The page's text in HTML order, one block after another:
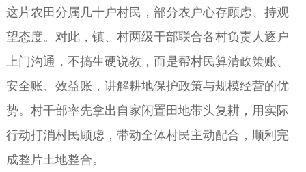
这片农田分属几十户村民，部分农户心存顾虑、持观
望态度。对此，镇、村两级干部联合各村负责人逐户
上门沟通，不搞生硬说教，而是帮村民算清政策账、
安全账、效益账，讲解耕地保护政策与规模经营的优
势。村干部率先拿出自家闲置田地带头复耕，用实际
行动打消村民顾虑，带动全体村民主动配合，顺利完
成整片土地整合。